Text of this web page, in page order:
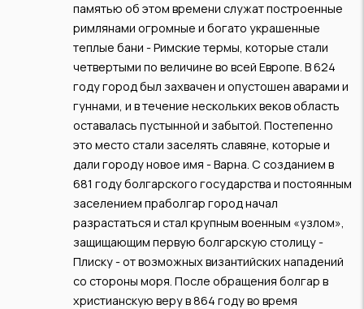
памятью об этом времени служат построенные
римлянами огромные и богато украшенные
теплые бани - Римские термы, которые стали
четвертыми по величине во всей Европе. В 624
году город был захвачен и опустошен аварами и
гуннами, и в течение нескольких веков область
оставалась пустынной и забытой. Постепенно
это место стали заселять славяне, которые и
дали городу новое имя - Варна. С созданием в
681 году болгарского государства и постоянным
заселением праболгар город начал
разрастаться и стал крупным военным «узлом»,
защищающим первую болгарскую столицу -
Плиску - от возможных византийских нападений
со стороны моря. После обращения болгар в
христианскую веру в 864 году во время